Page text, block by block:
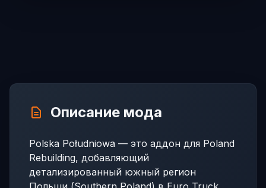
Описание мода
Polska Południowa — это аддон для Poland
Rebuilding, добавляющий
детализированный южный регион